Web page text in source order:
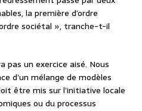
la première d’ordre
sociétal », tranche-t-il
pas un exercice aisé. Nous
d’un mélange de modèles
être mis sur l’initiative locale
ou du processus